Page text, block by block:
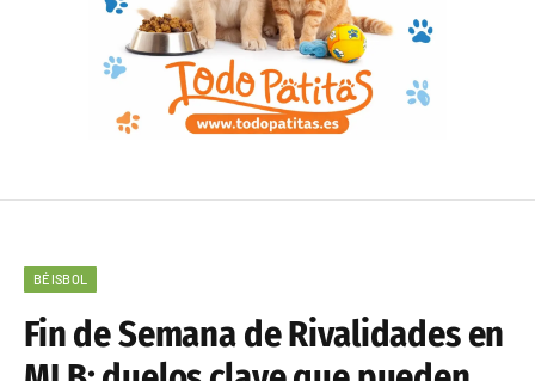
BÉISBOL
Fin de Semana de Rivalidades en